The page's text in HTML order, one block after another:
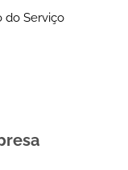
do Serviço